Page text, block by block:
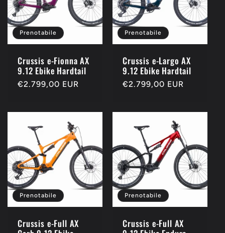
Prenotabile
Crussis e-Fionna AX
9.12 Ebike Hardtail
Prezzo
€2.799,00 EUR
Prenotabile
Crussis e-Largo AX
9.12 Ebike Hardtail
Prezzo
€2.799,00 EUR
Prenotabile
Crussis e-Full AX
Prenotabile
Crussis e-Full AX